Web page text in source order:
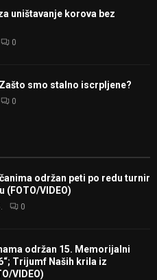
uništavanje korova bez
0
smo stalno iscrpljene?
0
održan peti po redu turnir
(FOTO/VIDEO)
0
održan 15. Memorijalni
Trijumf Naših krila iz
VIDEO)